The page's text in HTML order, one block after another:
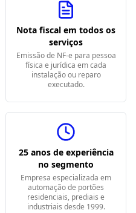
Nota fiscal em todos os
serviços
Emissão de NF-e para pessoa
física e jurídica em cada
instalação ou reparo
executado.
25 anos de experiência
no segmento
Empresa especializada em
automação de portões
residenciais, prediais e
industriais desde 1999.